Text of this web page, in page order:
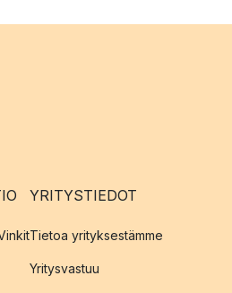
YRITYSTIEDOT
Tietoa yrityksestämme
Yritysvastuu